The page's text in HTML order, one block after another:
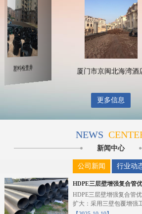
塑料检查井 厦门市京闽北海湾酒
更多信息
NEWS
新闻中心
公司新闻 行业动
HDPE三层壁增强复合管
HDPE三层壁增强复合管
扩大：采用三壁包覆增强
10%，截...